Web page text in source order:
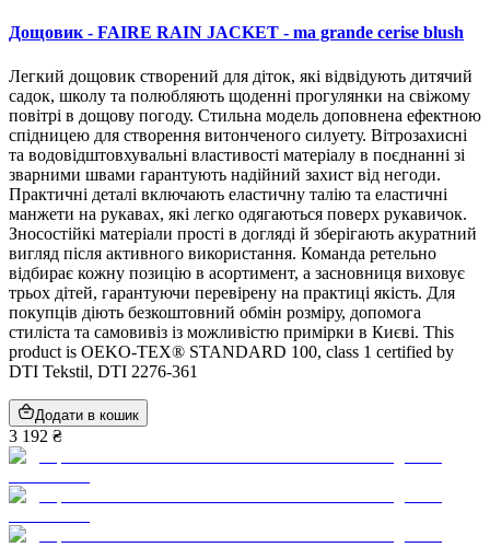
Дощовик - FAIRE RAIN JACKET - ma grande cerise blush
Легкий дощовик створений для діток, які відвідують дитячий
садок, школу та полюбляють щоденні прогулянки на свіжому
повітрі в дощову погоду. Стильна модель доповнена ефектною
спідницею для створення витонченого силуету. Вітрозахисні
та водовідштовхувальні властивості матеріалу в поєднанні зі
зварними швами гарантують надійний захист від негоди.
Практичні деталі включають еластичну талію та еластичні
манжети на рукавах, які легко одягаються поверх рукавичок.
Зносостійкі матеріали прості в догляді й зберігають акуратний
вигляд після активного використання. Команда ретельно
відбирає кожну позицію в асортимент, а засновниця виховує
трьох дітей, гарантуючи перевірену на практиці якість. Для
покупців діють безкоштовний обмін розміру, допомога
стиліста та самовивіз із можливістю примірки в Києві. This
product is OEKO-TEX® STANDARD 100, class 1 certified by
DTI Tekstil, DTI 2276-361
Додати в кошик
3 192 ₴